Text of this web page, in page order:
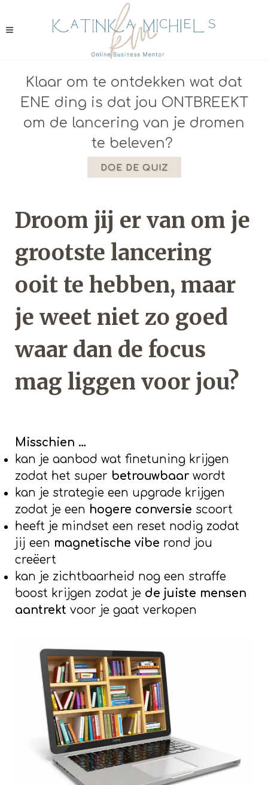
Klaar om te ontdekken wat dat
ENE ding is dat jou ONTBREEKT
om de lancering van je dromen
te beleven?
DOE DE QUIZ
Droom jij er van om je
grootste lancering
ooit te hebben, maar
je weet niet zo goed
waar dan de focus
mag liggen voor jou?
Misschien …
kan je aanbod wat finetuning krijgen
zodat het super betrouwbaar wordt
kan je strategie een upgrade krijgen
zodat je een hogere conversie scoort
heeft je mindset een reset nodig zodat
jij een magnetische vibe rond jou
creëert
kan je zichtbaarheid nog een straffe
boost krijgen zodat je de juiste mensen
aantrekt voor je gaat verkopen